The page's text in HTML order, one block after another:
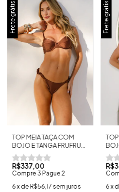
Frete grátis
TOP MEIA TAÇA COM
BOJO E TANGA FRUFRU
MARROM
R$337,00
Compre 3 Pague 2
6xde R$56,17 sem juros
Frete grátis
6x